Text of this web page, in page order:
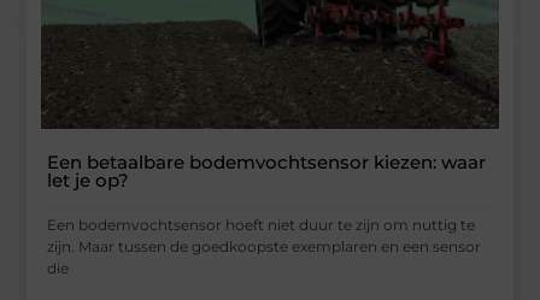
Een betaalbare bodemvochtsensor kiezen: waar
let je op?
Een bodemvochtsensor hoeft niet duur te zijn om nuttig te
zijn. Maar tussen de goedkoopste exemplaren en een sensor
die